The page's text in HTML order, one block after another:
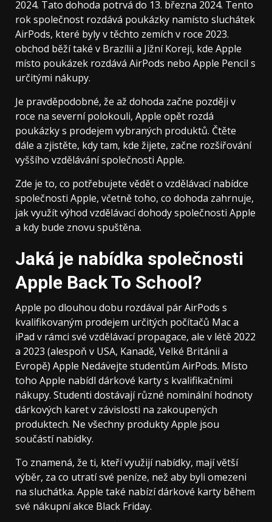
2024. Tato dohoda potrvá do 13. března 2024. Tento
rok společnost rozdává poukázky namísto sluchátek
AirPods, které byly v těchto zemích v roce 2023.
obchod běží také v Brazílii a Jižní Koreji, kde Apple
místo poukázek rozdává AirPods nebo Apple Pencil s
určitými nákupy.
Je pravděpodobné, že až dohoda začne později v
roce na severní polokouli, Apple opět rozdá
poukázky s prodejem vybraných produktů. Čtěte
dále a zjistěte, kdy tam, kde žijete, začne rozšiřování
vyššího vzdělávání společnosti Apple.
Zde je to, co potřebujete vědět o vzdělávací nabídce
společnosti Apple, včetně toho, co dohoda zahrnuje,
jak využít výhod vzdělávací dohody společnosti Apple
a kdy bude znovu spuštěna.
Jaká je nabídka společnosti
Apple Back To School?
Apple po dlouhou dobu rozdával pár AirPods s
kvalifikovaným prodejem určitých počítačů Mac a
iPad v rámci své vzdělávací propagace, ale v létě 2022
a 2023 (alespoň v USA, Kanadě, Velké Británii a
Evropě) Apple Nedávejte studentům AirPods. Místo
toho Apple nabídl dárkové karty s kvalifikačními
nákupy. Studenti dostávají různé nominální hodnoty
dárkových karet v závislosti na zakoupených
produktech. Ne všechny produkty Apple jsou
součástí nabídky.
To znamená, že ti, kteří využijí nabídky, mají větší
výběr, za co utratí své peníze, než aby byli omezeni
na sluchátka. Apple také nabízí dárkové karty během
své nákupní akce Black Friday.